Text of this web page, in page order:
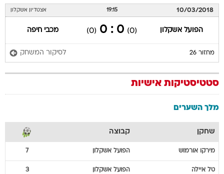
10/03/2018
19:15 אצטדיון אשקלון
הפועל אשקלון (0)
0 : 0
(0) מכבי חיפה
מחזור 26 לסיקור המשחק
סטטיסטיקות אישיות
מלך השערים
שחקן קבוצה
מירקו אורמוש הפועל אשקלון 7
טל איילה הפועל אשקלון 3